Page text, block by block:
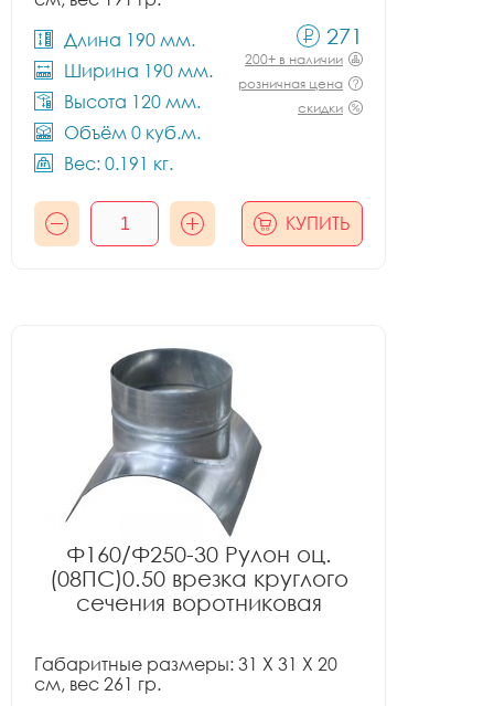
Длина 190 мм.
Ширина 190 мм.
Высота 120 мм.
Объём 0 куб.м.
Вес: 0.191 кг.
271
200+ в наличии
розничная цена
скидки
КУПИТЬ
Ф160/Ф250-30 Рулон оц.
(08ПС)0.50 врезка круглого
сечения воротниковая
Габаритные размеры: 31 X 31 X 20
см, вес 261 гр.